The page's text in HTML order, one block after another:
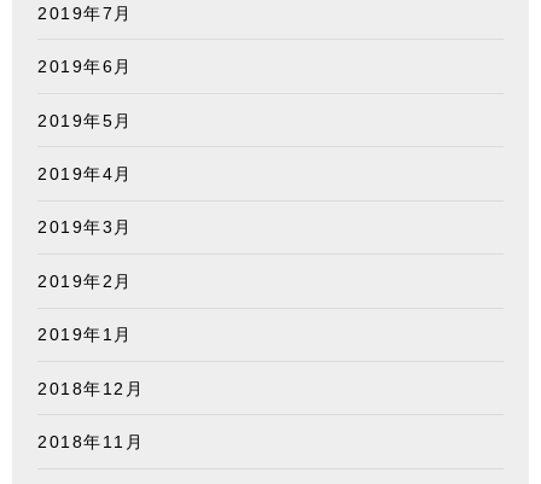
2019年7月
2019年6月
2019年5月
2019年4月
2019年3月
2019年2月
2019年1月
2018年12月
2018年11月